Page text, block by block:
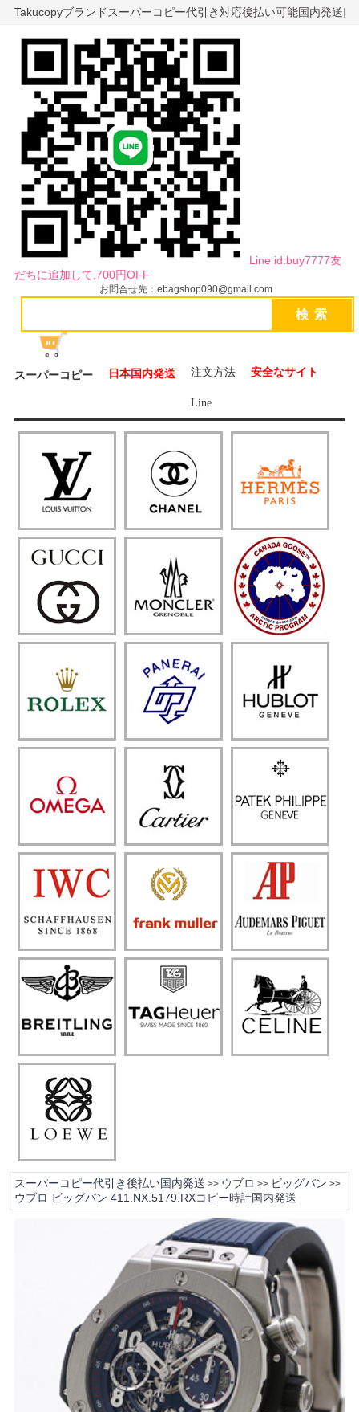
Takucopyブランドスーパーコピー代引き対応後払い可能国内発送
Line id:buy7777友
だちに追加して,700円OFF
お問合せ先：ebagshop090@gmail.com
スーパーコピー 日本国内発送 注文方法 安全なサイト
Line
スーパーコピー代引き後払い国内発送 >> ウブロ >> ビッグバン >>
ウブロ ビッグバン 411.NX.5179.RXコピー時計国内発送